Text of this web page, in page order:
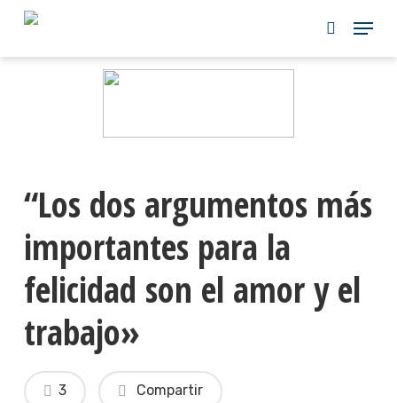
Skip
“Los dos argumentos más
importantes para la
felicidad son el amor y el
trabajo»
Compartir
3